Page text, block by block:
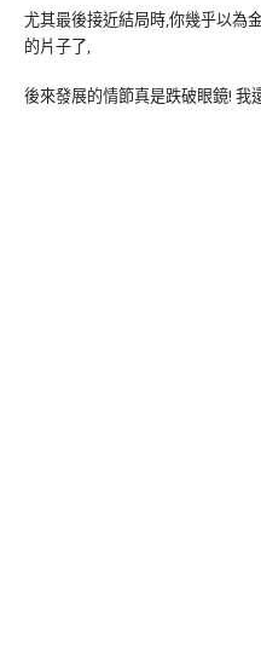
尤其最後接近結局時,你幾乎以為
的片子了,
後來發展的情節真是跌破眼鏡! 我